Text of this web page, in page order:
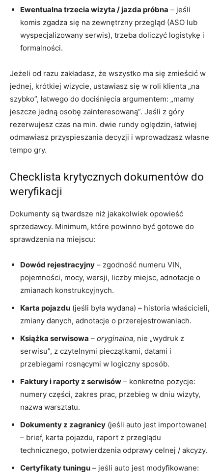
Ewentualna trzecia wizyta / jazda próbna – jeśli
komis zgadza się na zewnętrzny przegląd (ASO lub
wyspecjalizowany serwis), trzeba doliczyć logistykę i
formalności.
Jeżeli od razu zakładasz, że wszystko ma się zmieścić w
jednej, krótkiej wizycie, ustawiasz się w roli klienta „na
szybko”, łatwego do dociśnięcia argumentem: „mamy
jeszcze jedną osobę zainteresowaną”. Jeśli z góry
rezerwujesz czas na min. dwie rundy oględzin, łatwiej
odmawiasz przyspieszania decyzji i wprowadzasz własne
tempo gry.
Checklista krytycznych dokumentów do
weryfikacji
Dokumenty są twardsze niż jakakolwiek opowieść
sprzedawcy. Minimum, które powinno być gotowe do
sprawdzenia na miejscu:
Dowód rejestracyjny – zgodność numeru VIN,
pojemności, mocy, wersji, liczby miejsc, adnotacje o
zmianach konstrukcyjnych.
Karta pojazdu (jeśli była wydana) – historia właścicieli,
zmiany danych, adnotacje o przerejestrowaniach.
Książka serwisowa – oryginalna, nie „wydruk z
serwisu”, z czytelnymi pieczątkami, datami i
przebiegami rosnącymi w logiczny sposób.
Faktury i raporty z serwisów – konkretne pozycje:
numery części, zakres prac, przebieg w dniu wizyty,
nazwa warsztatu.
Dokumenty z zagranicy (jeśli auto jest importowane)
– brief, karta pojazdu, raport z przeglądu
technicznego, potwierdzenia odprawy celnej / akcyzy.
Certyfikaty tuningu – jeśli auto jest modyfikowane: